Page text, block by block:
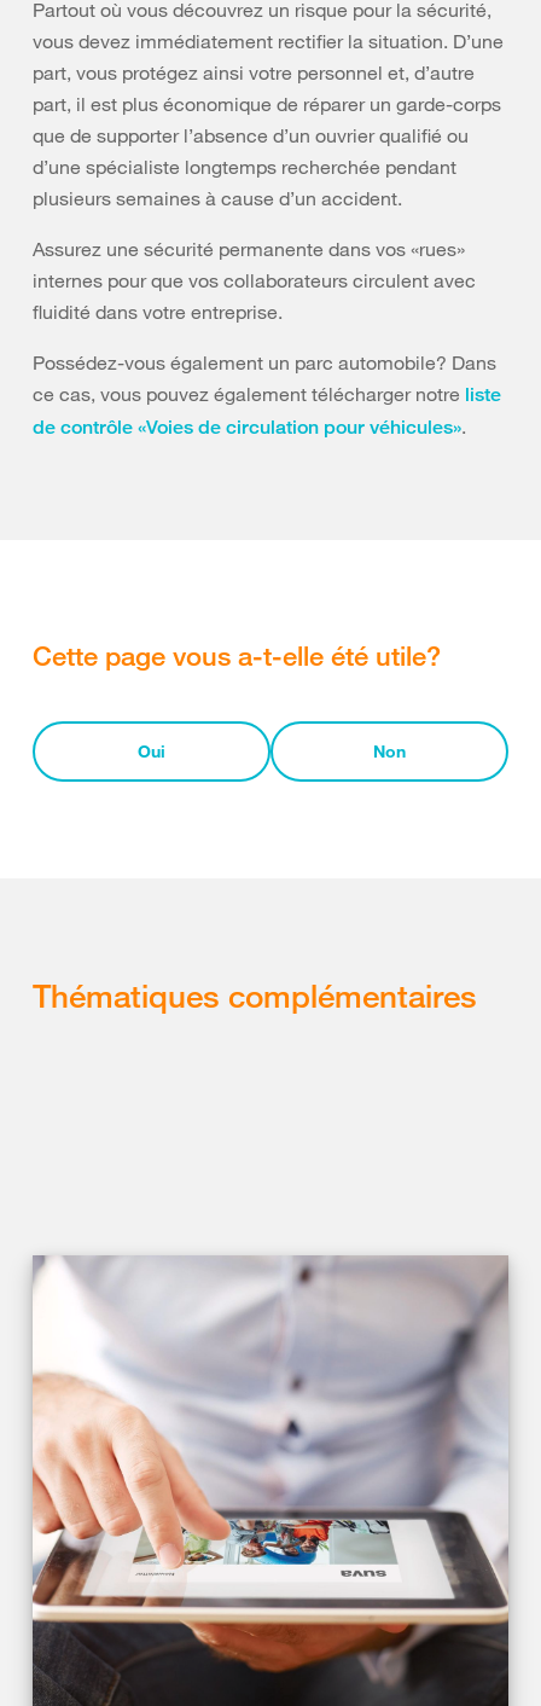
Partout où vous découvrez un risque pour la sécurité,
vous devez immédiatement rectifier la situation. D’une
part, vous protégez ainsi votre personnel et, d’autre
part, il est plus économique de réparer un garde-corps
que de supporter l’absence d’un ouvrier qualifié ou
d’une spécialiste longtemps recherchée pendant
plusieurs semaines à cause d’un accident.
Assurez une sécurité permanente dans vos «rues»
internes pour que vos collaborateurs circulent avec
fluidité dans votre entreprise.
Possédez-vous également un parc automobile? Dans
ce cas, vous pouvez également télécharger notre liste
de contrôle «Voies de circulation pour véhicules».
Cette page vous a-t-elle été utile?
Oui Non
Thématiques complémentaires